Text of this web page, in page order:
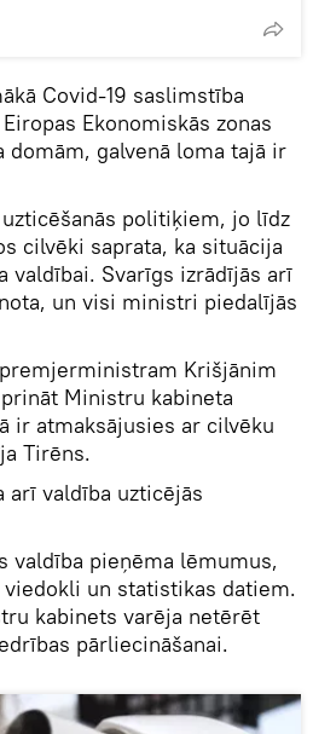
Covid-19 saslimstība
Ekonomiskās zonas
domām, galvenā loma tajā ir
politiķiem, jo līdz
cilvēki saprata, ka situācija
valdībai. Svarīgs izrādījās arī
un visi ministri piedalījās
Krišjānim
Ministru kabineta
ir atmaksājusies ar cilvēku
Tirēns.
arī valdība uzticējās
valdība pieņēma lēmumus,
un statistikas datiem.
kabinets varēja netērēt
pārliecināšanai.